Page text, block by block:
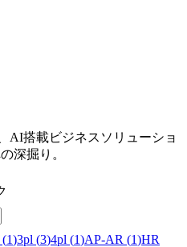
AI搭載ビジネスソリューショ
深掘り。
(1)3pl (3)4pl (1)AP-AR (1)HR